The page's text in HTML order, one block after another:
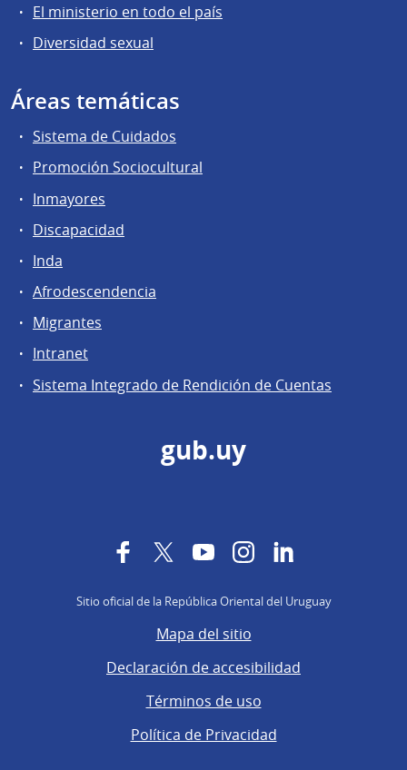
El ministerio en todo el país
Diversidad sexual
Áreas temáticas
Sistema de Cuidados
Promoción Sociocultural
Inmayores
Discapacidad
Inda
Afrodescendencia
Migrantes
Intranet
Sistema Integrado de Rendición de Cuentas
gub.uy
FacebookTwitterYouTubeInstagram
Sitio oficial de la República Oriental del Uruguay
Mapa del sitio
Declaración de accesibilidad
Términos de uso
Política de Privacidad